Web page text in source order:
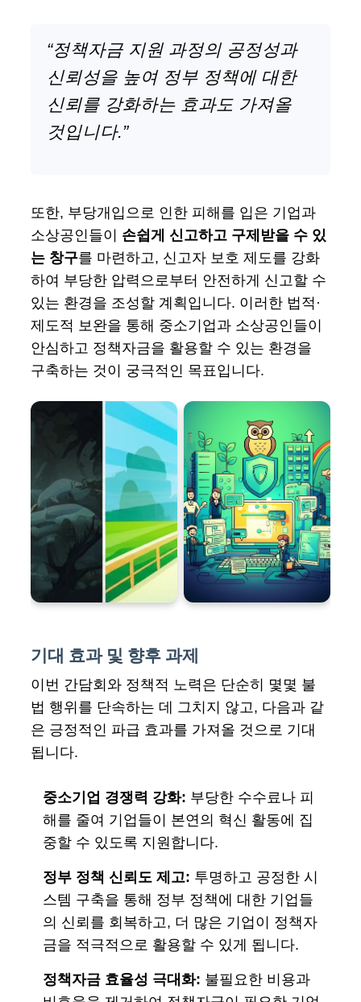
“정책자금 지원 과정의 공정성과
신뢰성을 높여 정부 정책에 대한
신뢰를 강화하는 효과도 가져올
것입니다.”
또한, 부당개입으로 인한 피해를 입은 기업과
소상공인들이 손쉽게 신고하고 구제받을 수 있
는 창구를 마련하고, 신고자 보호 제도를 강화
하여 부당한 압력으로부터 안전하게 신고할 수
있는 환경을 조성할 계획입니다. 이러한 법적·
제도적 보완을 통해 중소기업과 소상공인들이
안심하고 정책자금을 활용할 수 있는 환경을
구축하는 것이 궁극적인 목표입니다.
기대 효과 및 향후 과제
이번 간담회와 정책적 노력은 단순히 몇몇 불
법 행위를 단속하는 데 그치지 않고, 다음과 같
은 긍정적인 파급 효과를 가져올 것으로 기대
됩니다.
중소기업 경쟁력 강화: 부당한 수수료나 피
해를 줄여 기업들이 본연의 혁신 활동에 집
중할 수 있도록 지원합니다.
정부 정책 신뢰도 제고: 투명하고 공정한 시
스템 구축을 통해 정부 정책에 대한 기업들
의 신뢰를 회복하고, 더 많은 기업이 정책자
금을 적극적으로 활용할 수 있게 됩니다.
정책자금 효율성 극대화: 불필요한 비용과